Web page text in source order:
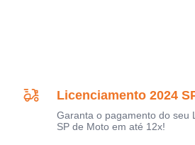
Licenciamento 2024
Garanta o pagamento do seu
SP de Moto em até 12x!